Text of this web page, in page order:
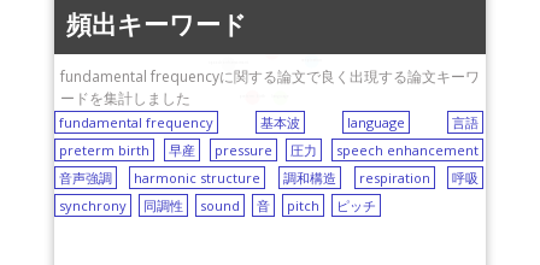
pitch
日本学術振興会
北海道大学
頻出キーワード
fundamental frequencyに関する論文で良く出現する論文キーワ
ードを集計しました
fundamental frequency 基本波 language
言語
preterm birth
早産 pressure 圧力
speech enhancement
音声強調
harmonic structure 調和構造 respiration
呼吸
synchrony
同調性 sound 音 pitch ピッチ